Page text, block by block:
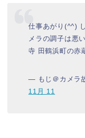
仕事あがり(^^)
メラの調子は悪
寺 田鶴浜町の赤
— もじ＠カメラ
11月 11